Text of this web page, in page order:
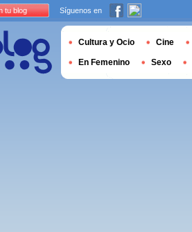
tu blog Síguenos en
Cultura y Ocio Cine
En Femenino Sexo